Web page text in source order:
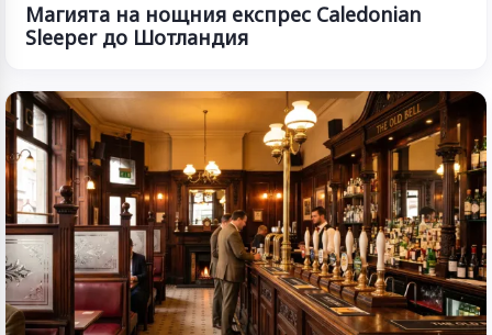
Магията на нощния експрес Caledonian
Sleeper до Шотландия